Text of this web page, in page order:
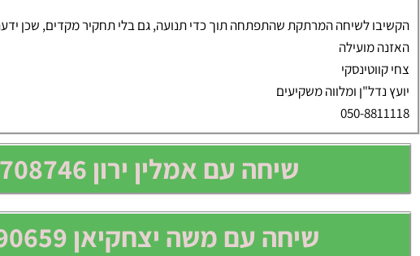
הקשיבו לשיחה המרתקת שהתפתחה תוך כדי תנועה, גם בלי תחקיר מקדים, שכן
האזנה מועילה
צחי קווטינסקי
יועץ נדל"ן ומלווה משקיעים
050-8811118
שיחה עם אמלין ירון 052-8708746
שיחה עם משה יצחקיאן 052-5690659